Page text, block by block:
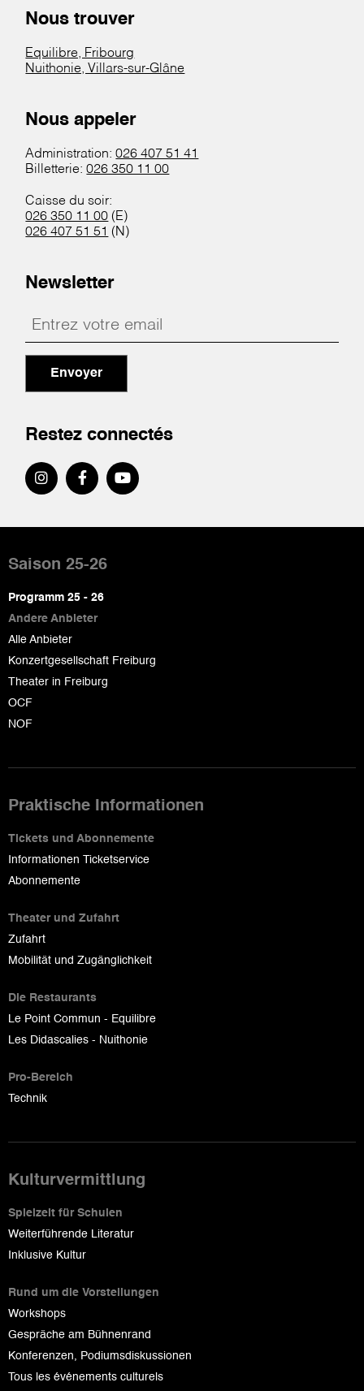
Nous trouver
Equilibre, Fribourg
Nuithonie, Villars-sur-Glâne
Nous appeler
Administration:026 407 51 41
Billetterie:026 350 11 00
Caisse du soir:
026 350 11 00 (E)
026 407 51 51 (N)
Newsletter
Envoyer
Restez connectés
de
page
Saison 25-26
Programm 25 - 26
Andere Anbieter
Alle Anbieter
Konzertgesellschaft Freiburg
Theater in Freiburg
OCF
NOF
Praktische Informationen
Tickets und Abonnemente
Informationen Ticketservice
Abonnemente
Theater und Zufahrt
Zufahrt
Mobilität und Zugänglichkeit
Die Restaurants
Le Point Commun - Equilibre
Les Didascalies - Nuithonie
Pro-Bereich
Technik
Kulturvermittlung
Spielzeit für Schulen
Weiterführende Literatur
Inklusive Kultur
Rund um die Vorstellungen
Workshops
Gespräche am Bühnenrand
Konferenzen, Podiumsdiskussionen
Tous les événements culturels